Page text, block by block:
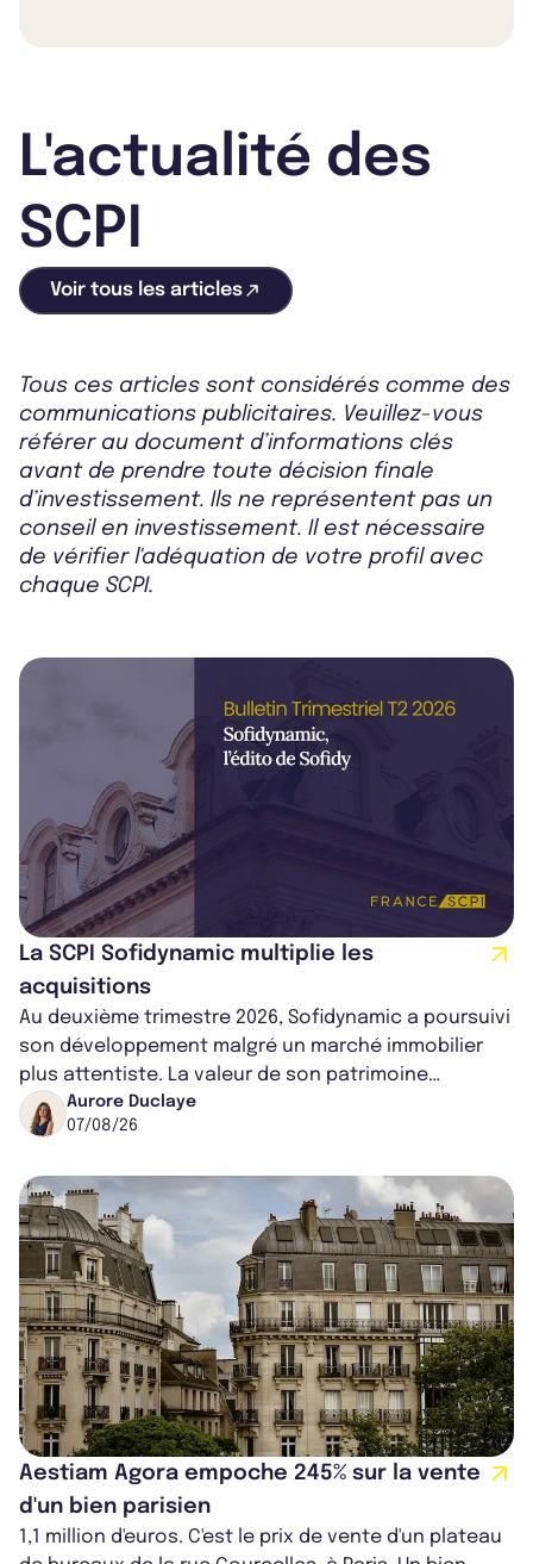
L'actualité des
SCPI
Voir tous les articles
Tous ces articles sont considérés comme des
communications publicitaires. Veuillez-vous
référer au document d’informations clés
avant de prendre toute décision finale
d’investissement. Ils ne représentent pas un
conseil en investissement. Il est nécessaire
de vérifier l'adéquation de votre profil avec
chaque SCPI.
La SCPI Sofidynamic multiplie les
acquisitions
Au deuxième trimestre 2026, Sofidynamic a poursuivi
son développement malgré un marché immobilier
plus attentiste. La valeur de son patrimoine
progresse de 3,8% à périmètre constan...
Aurore Duclaye
07/08/26
Aestiam Agora empoche 245% sur la vente
d'un bien parisien
1,1 million d'euros. C'est le prix de vente d'un plateau